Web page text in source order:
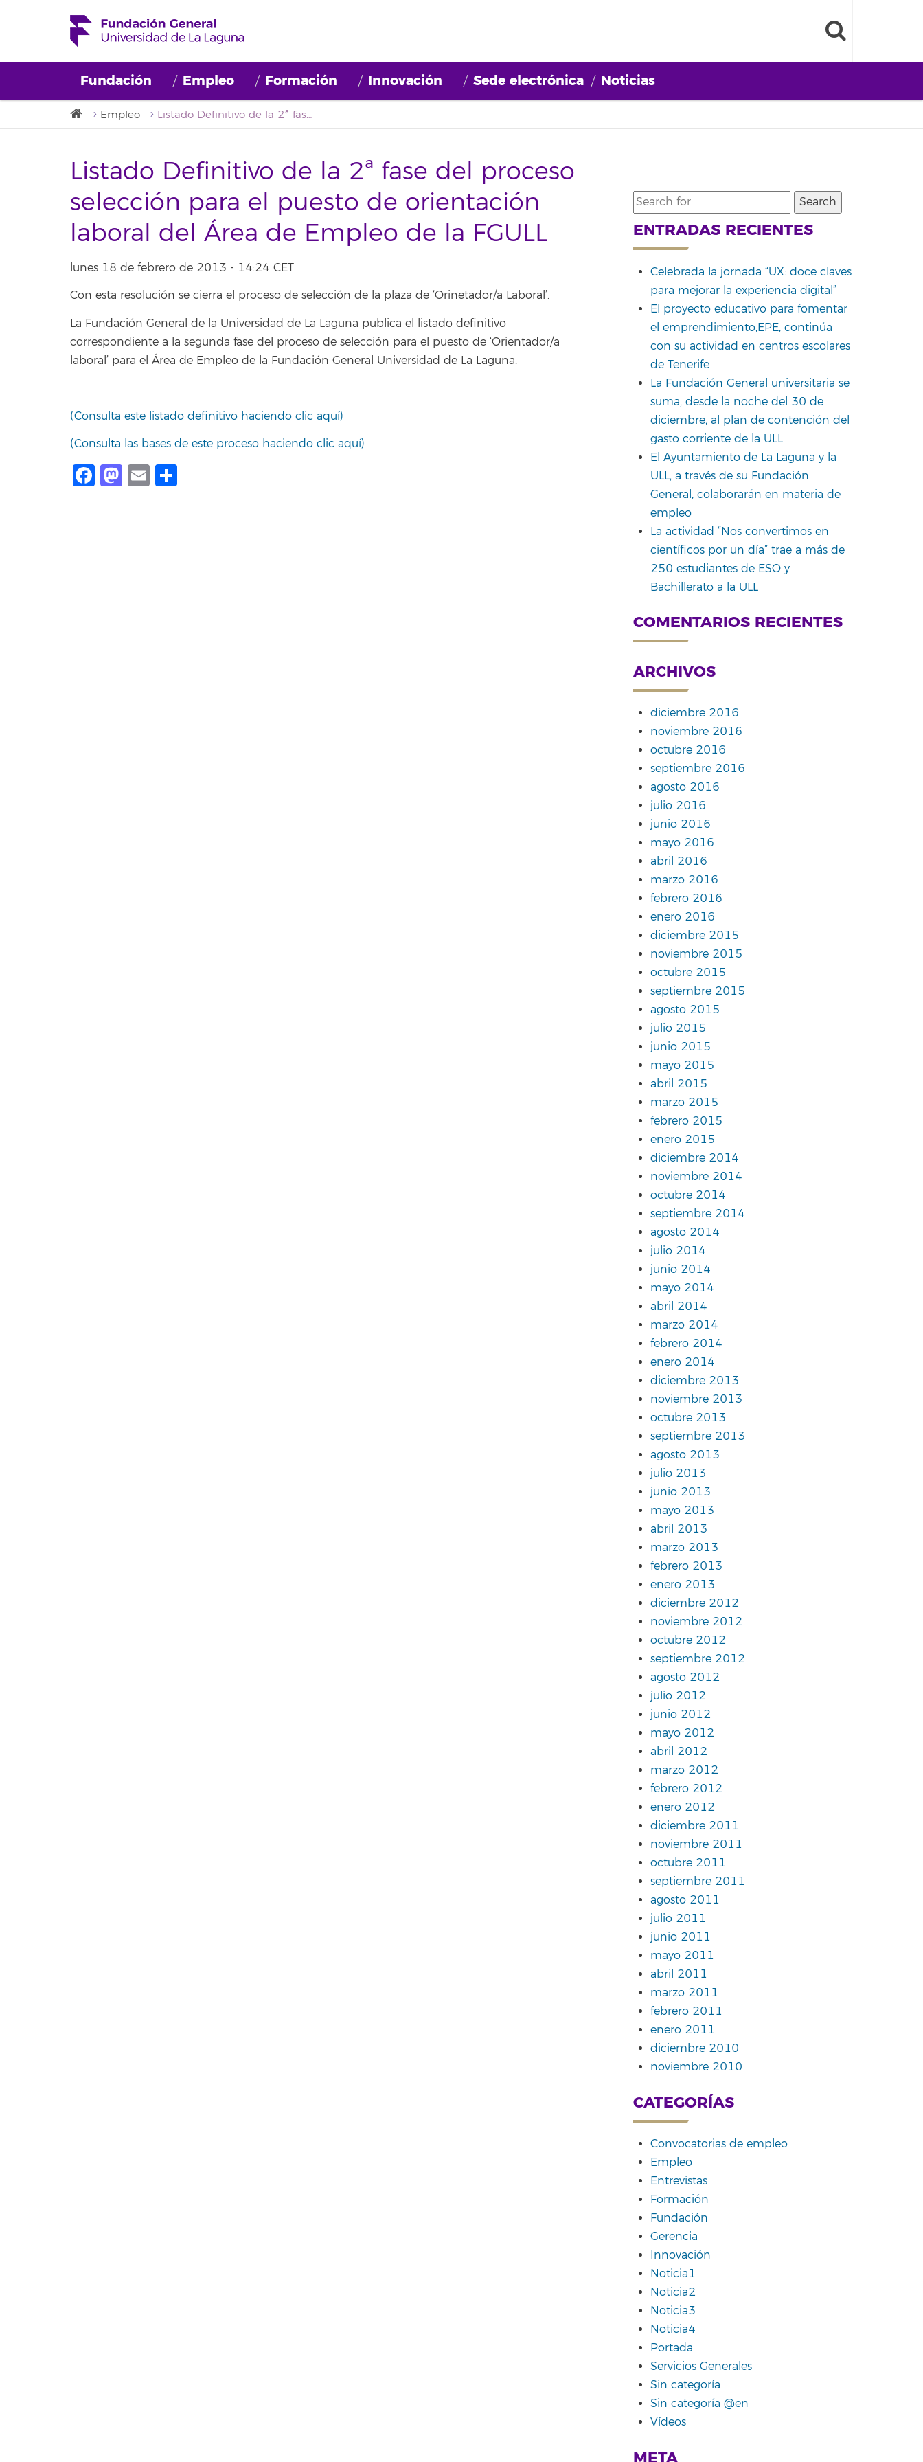
Fundación Empleo Formación Innovación Sede electrónica Noticias
Empleo Listado Definitivo de la 2ª fase del proceso selección para el puesto de orientación laboral del Área de Empleo de la FGULL
Listado Definitivo de la 2ª fase del proceso
selección para el puesto de orientación
laboral del Área de Empleo de la FGULL
lunes 18 de febrero de 2013 - 14:24 CET
Con esta resolución se cierra el proceso de selección de la plaza de ‘Orinetador/a Laboral’.
La Fundación General de la Universidad de La Laguna publica el listado definitivo
correspondiente a la segunda fase del proceso de selección para el puesto de ‘Orientador/a
laboral’ para el Área de Empleo de la Fundación General Universidad de La Laguna.
(Consulta este listado definitivo haciendo clic aquí)
(Consulta las bases de este proceso haciendo clic aquí)
Facebook
Mastodon
Email
Search
for:
ENTRADAS RECIENTES
Celebrada la jornada “UX: doce claves
para mejorar la experiencia digital”
El proyecto educativo para fomentar
el emprendimiento,EPE, continúa
con su actividad en centros escolares
de Tenerife
La Fundación General universitaria se
suma, desde la noche del 30 de
diciembre, al plan de contención del
gasto corriente de la ULL
El Ayuntamiento de La Laguna y la
ULL, a través de su Fundación
General, colaborarán en materia de
empleo
La actividad “Nos convertimos en
científicos por un día” trae a más de
250 estudiantes de ESO y
Bachillerato a la ULL
COMENTARIOS RECIENTES
ARCHIVOS
diciembre 2016
noviembre 2016
octubre 2016
septiembre 2016
agosto 2016
julio 2016
junio 2016
mayo 2016
abril 2016
marzo 2016
febrero 2016
enero 2016
diciembre 2015
noviembre 2015
octubre 2015
septiembre 2015
agosto 2015
julio 2015
junio 2015
mayo 2015
abril 2015
marzo 2015
febrero 2015
enero 2015
diciembre 2014
noviembre 2014
octubre 2014
septiembre 2014
agosto 2014
julio 2014
junio 2014
mayo 2014
abril 2014
marzo 2014
febrero 2014
enero 2014
diciembre 2013
noviembre 2013
octubre 2013
septiembre 2013
agosto 2013
julio 2013
junio 2013
mayo 2013
abril 2013
marzo 2013
febrero 2013
enero 2013
diciembre 2012
noviembre 2012
octubre 2012
septiembre 2012
agosto 2012
julio 2012
junio 2012
mayo 2012
abril 2012
marzo 2012
febrero 2012
enero 2012
diciembre 2011
noviembre 2011
octubre 2011
septiembre 2011
agosto 2011
julio 2011
junio 2011
mayo 2011
abril 2011
marzo 2011
febrero 2011
enero 2011
diciembre 2010
noviembre 2010
CATEGORÍAS
Convocatorias de empleo
Empleo
Entrevistas
Formación
Fundación
Gerencia
Innovación
Noticia1
Noticia2
Noticia3
Noticia4
Portada
Servicios Generales
Sin categoría
Sin categoría @en
Vídeos
META